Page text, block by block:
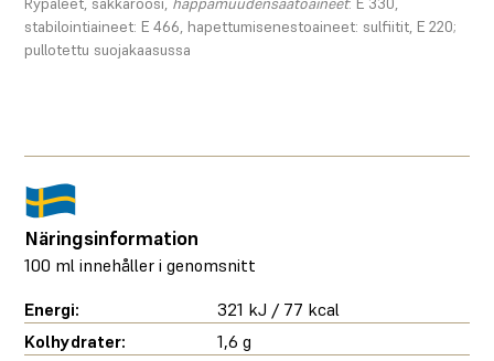
stabilointiaineet: E 466, hapettumisenestoaineet: sulfiitit, E 220;
pullotettu suojakaasussa
Näringsinformation
100 ml innehåller i genomsnitt
Energi:
321 kJ / 77 kcal
Kolhydrater:
1,6 g